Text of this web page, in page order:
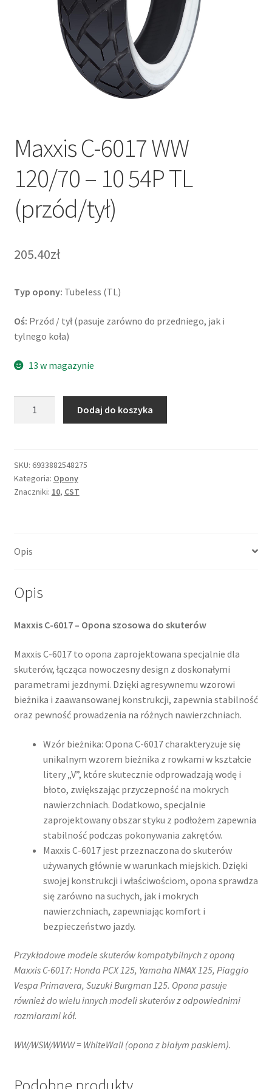
Maxxis C-6017 WW
120/70 – 10 54P TL
(przód/tył)
205.40zł
Typ opony: Tubeless (TL)
Oś: Przód / tył (pasuje zarówno do przedniego, jak i
tylnego koła)
13 w magazynie
WW
120/70
-
(przód/tył)
Dodaj do koszyka
SKU: 6933882548275
Kategoria: Opony
Znaczniki: 10, CST
Opis
Opis
Maxxis C-6017 – Opona szosowa do skuterów
Maxxis C-6017 to opona zaprojektowana specjalnie dla
skuterów, łącząca nowoczesny design z doskonałymi
parametrami jezdnymi. Dzięki agresywnemu wzorowi
bieżnika i zaawansowanej konstrukcji, zapewnia stabilność
oraz pewność prowadzenia na różnych nawierzchniach.​
Wzór bieżnika: Opona C-6017 charakteryzuje się
unikalnym wzorem bieżnika z rowkami w kształcie
litery „V”, które skutecznie odprowadzają wodę i
błoto, zwiększając przyczepność na mokrych
nawierzchniach. Dodatkowo, specjalnie
zaprojektowany obszar styku z podłożem zapewnia
stabilność podczas pokonywania zakrętów.
Maxxis C-6017 jest przeznaczona do skuterów
używanych głównie w warunkach miejskich. Dzięki
swojej konstrukcji i właściwościom, opona sprawdza
się zarówno na suchych, jak i mokrych
nawierzchniach, zapewniając komfort i
bezpieczeństwo jazdy.​
Przykładowe modele skuterów kompatybilnych z oponą
Maxxis C-6017: Honda PCX 125, Yamaha NMAX 125, Piaggio
Vespa Primavera, Suzuki Burgman 125. Opona pasuje
również do wielu innych modeli skuterów z odpowiednimi
rozmiarami kół.
WW/WSW/WWW = WhiteWall (opona z białym paskiem).